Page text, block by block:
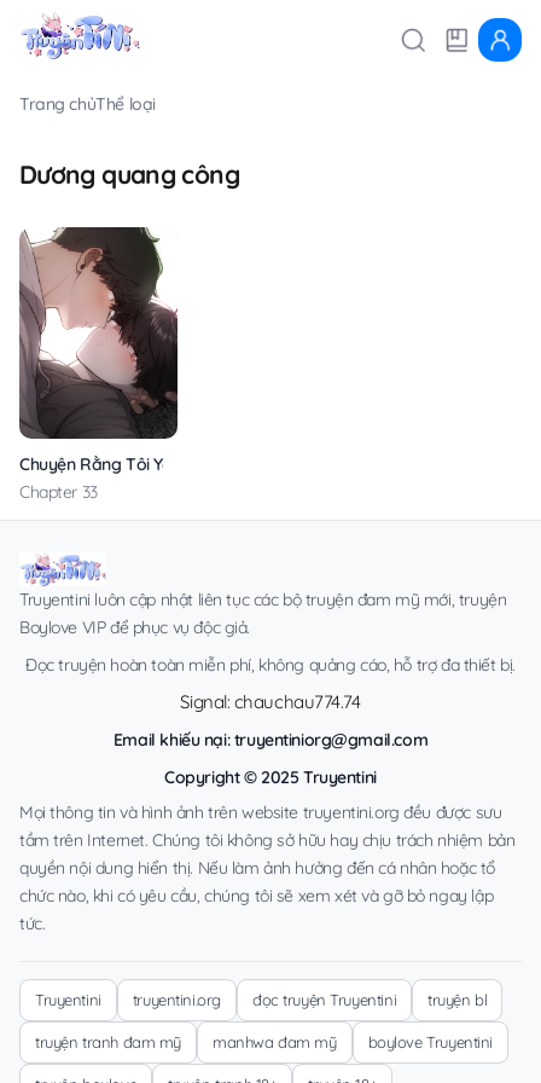
Trang chủThể loại
Dương quang công
Chuyện Rằng Tôi Yêu Cậu
Chapter 33
Truyentini luôn cập nhật liên tục các bộ truyện đam mỹ mới, truyện
Boylove VIP để phục vụ độc giả.
Đọc truyện hoàn toàn miễn phí, không quảng cáo, hỗ trợ đa thiết bị.
Signal: chauchau774.74
Email khiếu nại:truyentiniorg@gmail.com
Copyright © 2025 Truyentini
Mọi thông tin và hình ảnh trên website truyentini.org đều được sưu
tầm trên Internet. Chúng tôi không sở hữu hay chịu trách nhiệm bản
quyền nội dung hiển thị. Nếu làm ảnh hưởng đến cá nhân hoặc tổ
chức nào, khi có yêu cầu, chúng tôi sẽ xem xét và gỡ bỏ ngay lập
tức.
Truyentini truyentini.org đọc truyện Truyentini truyện bl
truyện tranh đam mỹ manhwa đam mỹ boylove Truyentini